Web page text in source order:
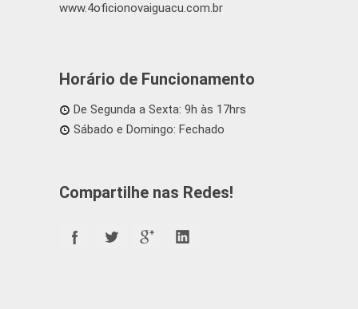
www.4oficionovaiguacu.com.br
Horário de Funcionamento
De Segunda a Sexta: 9h às 17hrs
Sábado e Domingo: Fechado
Compartilhe nas Redes!